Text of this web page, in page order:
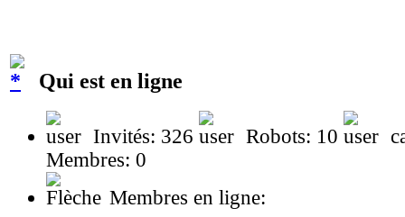
Qui est en ligne
Invités: 326 Robots: 10
Membres: 0
Membres en ligne: